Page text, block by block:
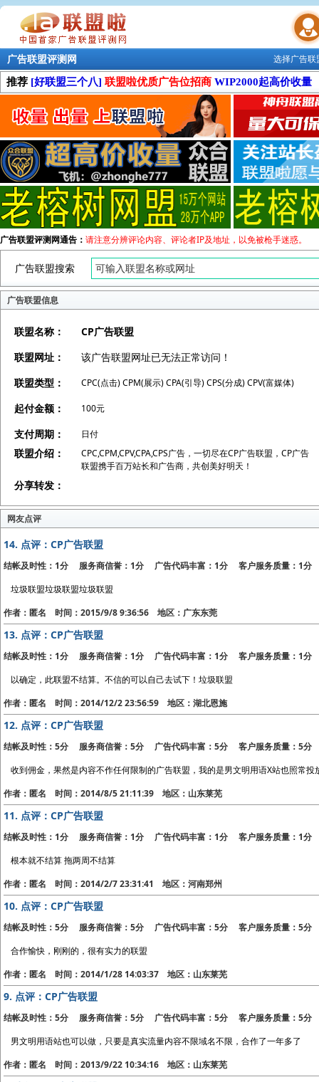
联盟学院
选择广告
广告联盟评测网
推荐 [好联盟三个八] 联盟啦优质广告位招商 WIP2000起高价收量
广告联盟评测网通告： 请注意分辨评论内容、评论者IP及地址，以免被枪手迷惑。
广告联盟搜索
广告联盟信息
联盟名称：
CP广告联盟
联盟网址：
该广告联盟网址已无法正常访问！
联盟类型：
CPC(点击) CPM(展示) CPA(引导) CPS(分成) CPV(富媒体)
起付金额： 100元
支付周期： 日付
联盟介绍：
CPC,CPM,CPV,CPA,CPS广告，一切尽在CP广告联盟，CP广告
联盟携手百万站长和广告商，共创美好明天！
分享转发：
网友点评
14. 点评：CP广告联盟
结帐及时性：1分 服务商信誉：1分 广告代码丰富：1分 客户服务质量：1分
垃圾联盟垃圾联盟垃圾联盟
作者：匿名 时间：2015/9/8 9:36:56 地区：广东东莞
13. 点评：CP广告联盟
结帐及时性：1分 服务商信誉：1分 广告代码丰富：1分 客户服务质量：1分
以确定，此联盟不结算。不信的可以自己去试下！垃圾联盟
作者：匿名 时间：2014/12/2 23:56:59 地区：湖北恩施
12. 点评：CP广告联盟
结帐及时性：5分 服务商信誉：5分 广告代码丰富：5分 客户服务质量：5分
收到佣金，果然是内容不作任何限制的广告联盟，我的是男文明用语X站也照常
作者：匿名 时间：2014/8/5 21:11:39 地区：山东莱芜
11. 点评：CP广告联盟
结帐及时性：1分 服务商信誉：1分 广告代码丰富：1分 客户服务质量：1分
根本就不结算 拖两周不结算
作者：匿名 时间：2014/2/7 23:31:41 地区：河南郑州
10. 点评：CP广告联盟
结帐及时性：5分 服务商信誉：5分 广告代码丰富：5分 客户服务质量：5分
合作愉快，刚刚的，很有实力的联盟
作者：匿名 时间：2014/1/28 14:03:37 地区：山东莱芜
9. 点评：CP广告联盟
结帐及时性：5分 服务商信誉：5分 广告代码丰富：5分 客户服务质量：5分
男文明用语站也可以做，只要是真实流量内容不限域名不限，合作了一年多了
作者：匿名 时间：2013/9/22 10:34:16 地区：山东莱芜